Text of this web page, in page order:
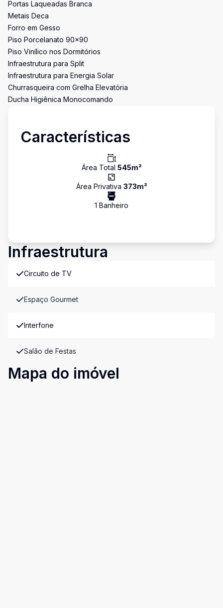
Portas Laqueadas Branca
Metais Deca
Forro em Gesso
Piso Porcelanato 90x90
Piso Vinílico nos Dormitórios
Infraestrutura para Split
Infraestrutura para Energia Solar
Churrasqueira com Grelha Elevatória
Ducha Higiênica Monocomando
Características
Área Total 545m²
Área Privativa 373m²
1 Banheiro
Infraestrutura
Circuito de TV
Espaço Gourmet
Interfone
Salão de Festas
Mapa do imóvel